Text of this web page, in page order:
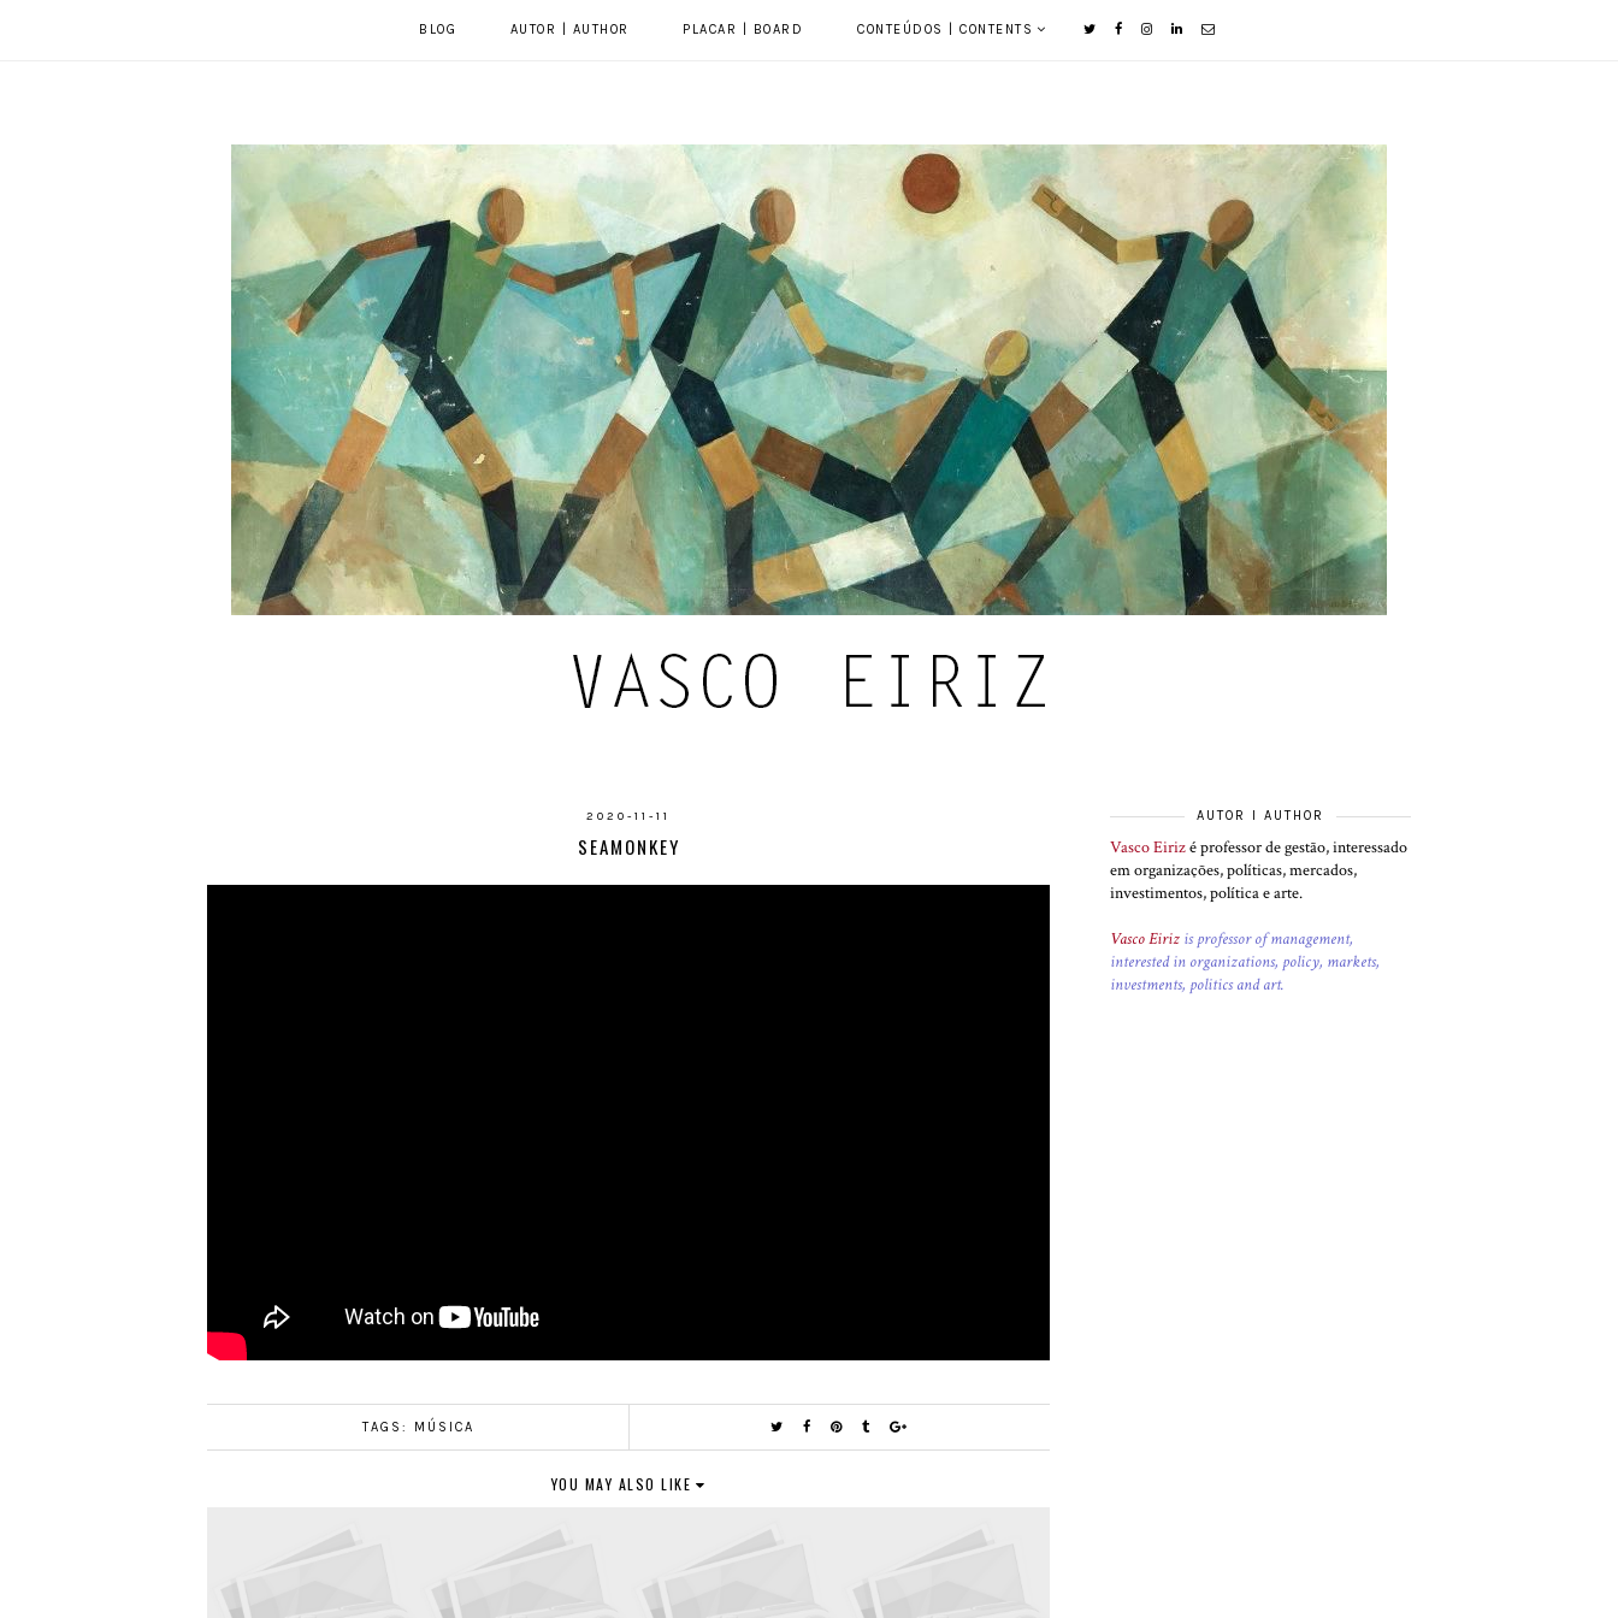
BLOG AUTOR | AUTHOR PLACAR | BOARD CONTEÚDOS | CONTENTS
2020-11-11
SEAMONKEY
TAGS: MÚSICA
YOU MAY ALSO LIKE
AUTOR I AUTHOR
Vasco Eirizé professor de gestão, interessado
em organizações, políticas, mercados,
investimentos, política e arte.
Vasco Eiriz is professor of management,
interested in organizations, policy, markets,
investments, politics and art.